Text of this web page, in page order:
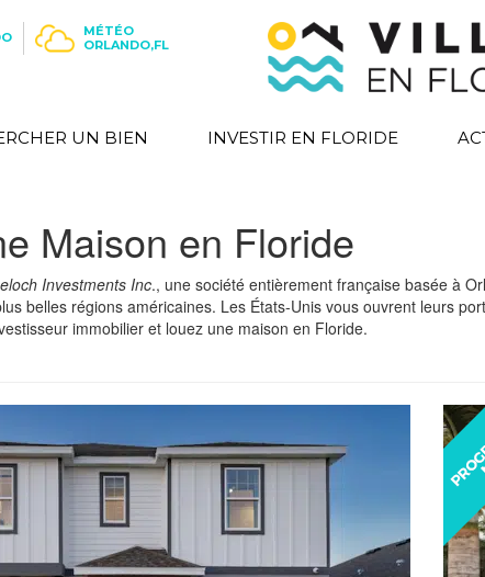
MÉTÉO
ORLANDO,FL
UN BIEN INVESTIR EN FLORIDE
Maison en Floride
Investments Inc., une société entièrement française basée à
belles régions américaines. Les États-Unis vous ouvrent leurs
immobilier et louez une maison en Floride.